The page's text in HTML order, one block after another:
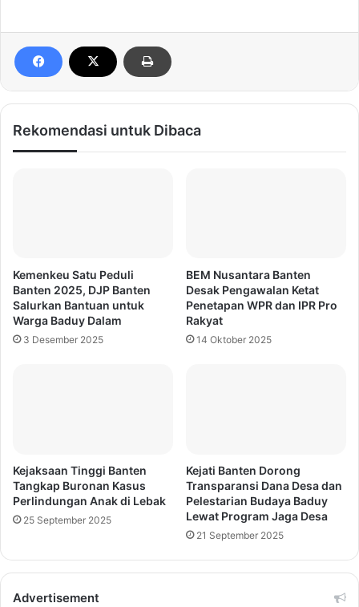
Rekomendasi untuk Dibaca
Kemenkeu Satu Peduli
Banten 2025, DJP Banten
Salurkan Bantuan untuk
Warga Baduy Dalam
3 Desember 2025
BEM Nusantara Banten
Desak Pengawalan Ketat
Penetapan WPR dan IPR Pro
Rakyat
14 Oktober 2025
Kejaksaan Tinggi Banten
Tangkap Buronan Kasus
Perlindungan Anak di Lebak
25 September 2025
Kejati Banten Dorong
Transparansi Dana Desa dan
Pelestarian Budaya Baduy
Lewat Program Jaga Desa
21 September 2025
Advertisement